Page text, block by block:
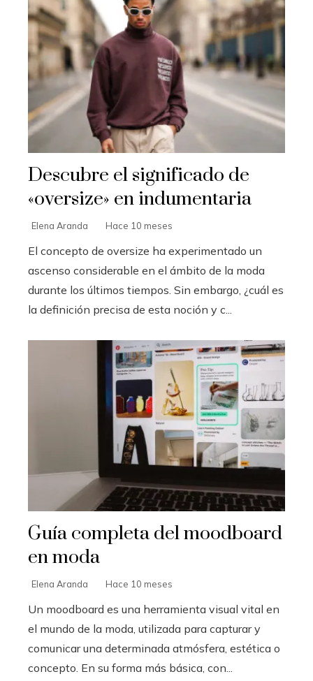
Descubre el significado de
«oversize» en indumentaria
Elena Aranda Hace 10 meses
El concepto de oversize ha experimentado un
ascenso considerable en el ámbito de la moda
durante los últimos tiempos. Sin embargo, ¿cuál es
la definición precisa de esta noción y c...
Guía completa del moodboard
en moda
Elena Aranda Hace 10 meses
Un moodboard es una herramienta visual vital en
el mundo de la moda, utilizada para capturar y
comunicar una determinada atmósfera, estética o
concepto. En su forma más básica, con...